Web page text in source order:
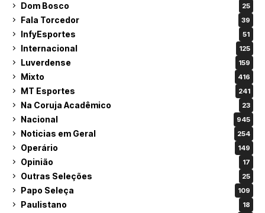
Dom Bosco 25
Fala Torcedor 39
InfyEsportes 51
Internacional 125
Luverdense 159
Mixto 416
MT Esportes 241
Na Coruja Acadêmico 23
Nacional 945
Noticias em Geral 254
Operário 149
Opinião 17
Outras Seleções 25
Papo Seleça 109
Paulistano 18